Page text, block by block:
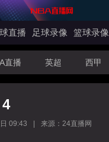
直播 足球录像 篮球录像
直播 英超 西甲
09:43 来源：24直播网